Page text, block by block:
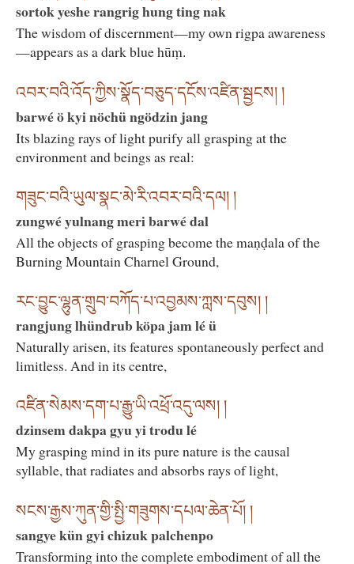
sortok yeshe rangrig hung ting nak
The wisdom of discernment—my own rigpa awareness
—appears as a dark blue hūṃ.
འབར་བའི་འོད་ཀྱིས་སྣོད་བཅུད་དངོས་འཛིན་སྦྱངས། །
barwé ö kyi nöchü ngödzin jang
Its blazing rays of light purify all grasping at the
environment and beings as real:
གཟུང་བའི་ཡུལ་སྣང་མེ་རི་འབར་བའི་དལ། །
zungwé yulnang meri barwé dal
All the objects of grasping become the maṇḍala of the
Burning Mountain Charnel Ground,
རང་བྱུང་ལྷུན་གྲུབ་བཀོད་པ་འབྱམས་ཀླས་དབུས། །
rangjung lhündrub köpa jam lé ü
Naturally arisen, its features spontaneously perfect and
limitless. And in its centre,
འཛིན་སེམས་དག་པ་རྒྱུ་ཡི་འཕྲོ་འདུ་ལས། །
dzinsem dakpa gyu yi trodu lé
My grasping mind in its pure nature is the causal
syllable, that radiates and absorbs rays of light,
སངས་རྒྱས་ཀུན་གྱི་སྤྱི་གཟུགས་དཔལ་ཆེན་པོ། །
sangye kün gyi chizuk palchenpo
Transforming into the complete embodiment of all the